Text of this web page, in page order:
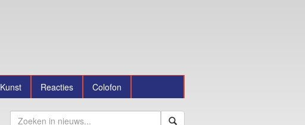
Kunst Reacties Colofon